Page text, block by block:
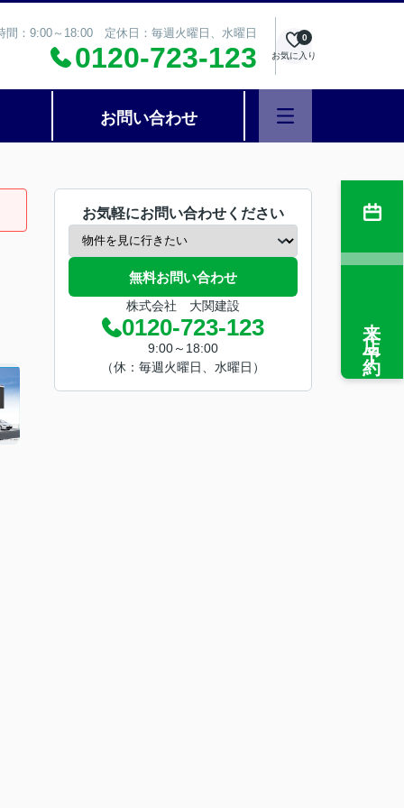
間：9:00～18:00 定休日：毎週火曜日、水曜日
0120-723-123 お気に入り
0
お問い合わせ
お気軽にお問い合わせください
無料お問い合わせ
株式会社 大関建設
0120-723-123
9:00～18:00
（休：毎週火曜日、水曜日）
来店予約